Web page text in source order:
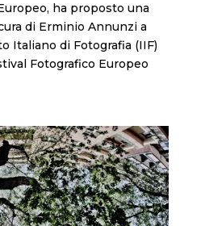
ha proposto una
di Erminio Annunzi a
Italiano di Fotografia (IIF)
Fotografico Europeo